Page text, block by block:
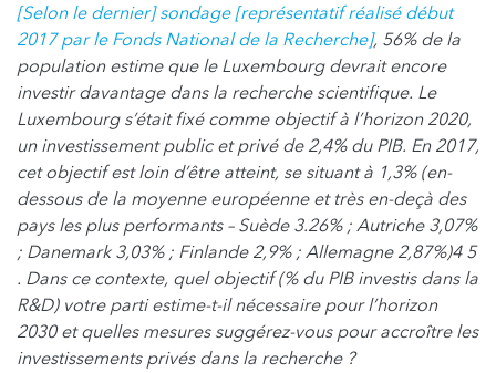
[Selon le dernier] sondage [représentatif réalisé début
2017 par le Fonds National de la Recherche], 56% de la
population estime que le Luxembourg devrait encore
investir davantage dans la recherche scientifique. Le
Luxembourg s’était fixé comme objectif à l’horizon 2020,
un investissement public et privé de 2,4% du PIB. En 2017,
cet objectif est loin d’être atteint, se situant à 1,3% (en-
dessous de la moyenne européenne et très en-deçà des
pays les plus performants – Suède 3.26% ; Autriche 3,07%
; Danemark 3,03% ; Finlande 2,9% ; Allemagne 2,87%)4 5
. Dans ce contexte, quel objectif (% du PIB investis dans la
R&D) votre parti estime-t-il nécessaire pour l’horizon
2030 et quelles mesures suggérez-vous pour accroître les
investissements privés dans la recherche ?